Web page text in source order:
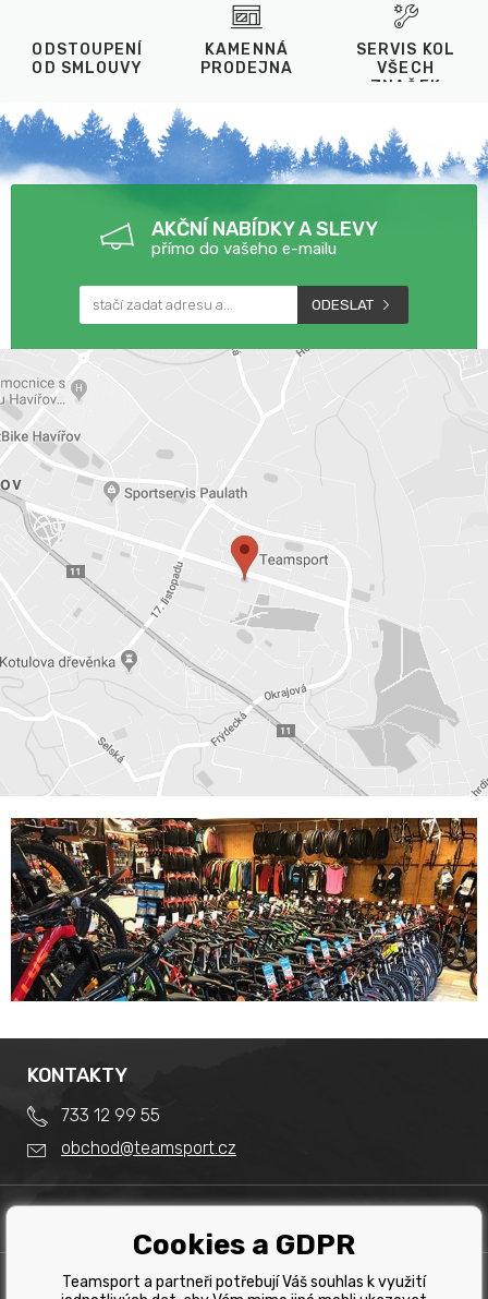
ODSTOUPENÍ
OD SMLOUVY
KAMENNÁ
PRODEJNA
SERVIS KOL
VŠECH
ZNAČEK
AKČNÍ NABÍDKY A SLEVY
přímo do vašeho e-mailu
ODESLAT
Obchodní podmínky
Splátkový prodej
PRODEJNA
KONTAKTY
733 12 99 55
obchod@teamsport.cz
Cookies a GDPR
Teamsport a partneři potřebují Váš souhlas k využití